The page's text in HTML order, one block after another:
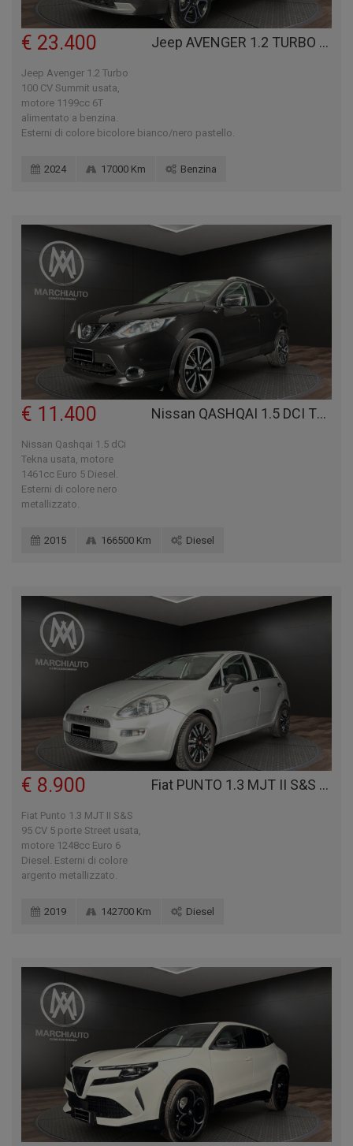
Jeep AVENGER 1.2 TURBO 100 CV SUMMIT
€ 23.400
Jeep Avenger 1.2 Turbo
100 CV Summit usata,
motore 1199cc 6T
alimentato a benzina.
Esterni di colore bicolore bianco/nero pastello.
2024 17000 Km Benzina
Nissan QASHQAI 1.5 DCI TEKNA
€ 11.400
Nissan Qashqai 1.5 dCi
Tekna usata, motore
1461cc Euro 5 Diesel.
Esterni di colore nero
metallizzato.
2015 166500 Km Diesel
Fiat PUNTO 1.3 MJT II S&S 95 CV 5 PORTE STREET
€ 8.900
Fiat Punto 1.3 MJT II S&S
95 CV 5 porte Street usata,
motore 1248cc Euro 6
Diesel. Esterni di colore
argento metallizzato.
2019 142700 Km Diesel